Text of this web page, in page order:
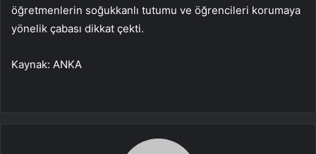
öğretmenlerin soğukkanlı tutumu ve öğrencileri korumaya
yönelik çabası dikkat çekti.
Kaynak: ANKA